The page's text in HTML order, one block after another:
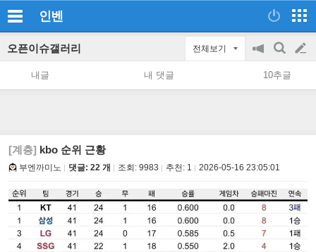
인벤
오픈이슈갤러리 전체보기
공
지
on/off
검
색
글
쓰
내글 내 댓글 10추글
[계층] kbo 순위 근황
부엔까미노 댓글: 22 개 조회: 9983 추천: 1 2026-05-16 23:05:01